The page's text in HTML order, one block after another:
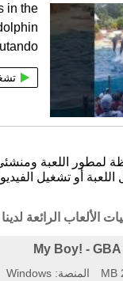
in the
لمطور اللعبة
أو تشغيل
الألعاب الرائعة
My Boy! -
المنصة: Windows